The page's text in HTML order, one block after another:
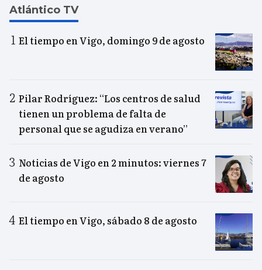
Atlántico TV
El tiempo en Vigo, domingo 9 de agosto
Pilar Rodríguez: “Los centros de salud
tienen un problema de falta de
personal que se agudiza en verano”
Noticias de Vigo en 2 minutos: viernes 7
de agosto
El tiempo en Vigo, sábado 8 de agosto